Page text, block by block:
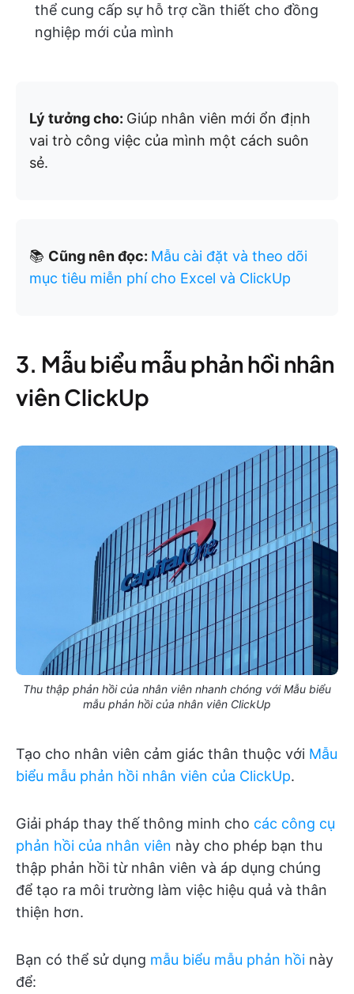
thể cung cấp sự hỗ trợ cần thiết cho đồng
nghiệp mới của mình
Lý tưởng cho: Giúp nhân viên mới ổn định
vai trò công việc của mình một cách suôn
sẻ.
📚 Cũng nên đọc: Mẫu cài đặt và theo dõi
mục tiêu miễn phí cho Excel và ClickUp
3. Mẫu biểu mẫu phản hồi nhân
viên ClickUp
Thu thập phản hồi của nhân viên nhanh chóng với Mẫu biểu
mẫu phản hồi của nhân viên ClickUp
Tạo cho nhân viên cảm giác thân thuộc với Mẫu
biểu mẫu phản hồi nhân viên của ClickUp.
Giải pháp thay thế thông minh cho các công cụ
phản hồi của nhân viên này cho phép bạn thu
thập phản hồi từ nhân viên và áp dụng chúng
để tạo ra môi trường làm việc hiệu quả và thân
thiện hơn.
Bạn có thể sử dụng mẫu biểu mẫu phản hồi này
để: